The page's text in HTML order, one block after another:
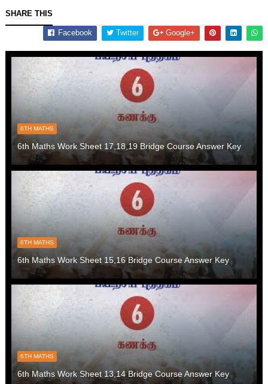
SHARE THIS
Facebook Twitter Google+
6TH MATHS
6th Maths Work Sheet 17,18,19 Bridge Course Answer Key
6TH MATHS
6th Maths Work Sheet 15,16 Bridge Course Answer Key
6TH MATHS
6th Maths Work Sheet 13,14 Bridge Course Answer Key